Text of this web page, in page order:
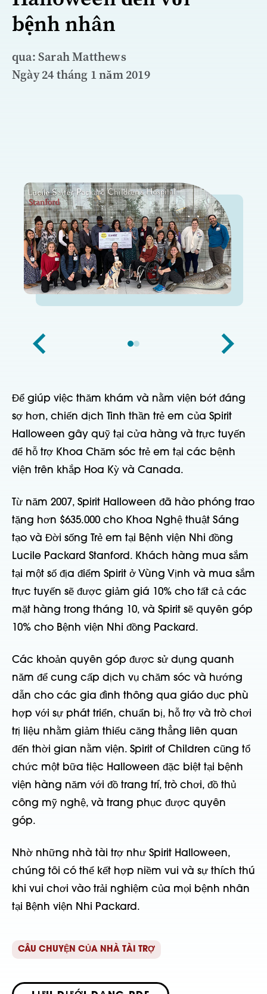
bệnh nhân
qua: Sarah Matthews
Ngày 24 tháng 1 năm 2019
Để giúp việc thăm khám và nằm viện bớt đáng
sợ hơn, chiến dịch Tinh thần trẻ em của Spirit
Halloween gây quỹ tại cửa hàng và trực tuyến
để hỗ trợ Khoa Chăm sóc trẻ em tại các bệnh
viện trên khắp Hoa Kỳ và Canada.
Từ năm 2007, Spirit Halloween đã hào phóng trao
tặng hơn $635.000 cho Khoa Nghệ thuật Sáng
tạo và Đời sống Trẻ em tại Bệnh viện Nhi đồng
Lucile Packard Stanford. Khách hàng mua sắm
tại một số địa điểm Spirit ở Vùng Vịnh và mua sắm
trực tuyến sẽ được giảm giá 10% cho tất cả các
mặt hàng trong tháng 10, và Spirit sẽ quyên góp
10% cho Bệnh viện Nhi đồng Packard.
Các khoản quyên góp được sử dụng quanh
năm để cung cấp dịch vụ chăm sóc và hướng
dẫn cho các gia đình thông qua giáo dục phù
hợp với sự phát triển, chuẩn bị, hỗ trợ và trò chơi
trị liệu nhằm giảm thiểu căng thẳng liên quan
đến thời gian nằm viện. Spirit of Children cũng tổ
chức một bữa tiệc Halloween đặc biệt tại bệnh
viện hàng năm với đồ trang trí, trò chơi, đồ thủ
công mỹ nghệ, và trang phục được quyên
góp.
Nhờ những nhà tài trợ như Spirit Halloween,
chúng tôi có thể kết hợp niềm vui và sự thích thú
khi vui chơi vào trải nghiệm của mọi bệnh nhân
tại Bệnh viện Nhi Packard.
CÂU CHUYỆN CỦA NHÀ TÀI TRỢ